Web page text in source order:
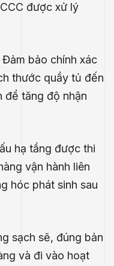
được xử lý
Đảm bảo chính xác
thước quầy tủ đến
để tăng độ nhận
hạ tầng được thi
vận hành liên
hóc phát sinh sau
sạch sẽ, đúng bản
và đi vào hoạt